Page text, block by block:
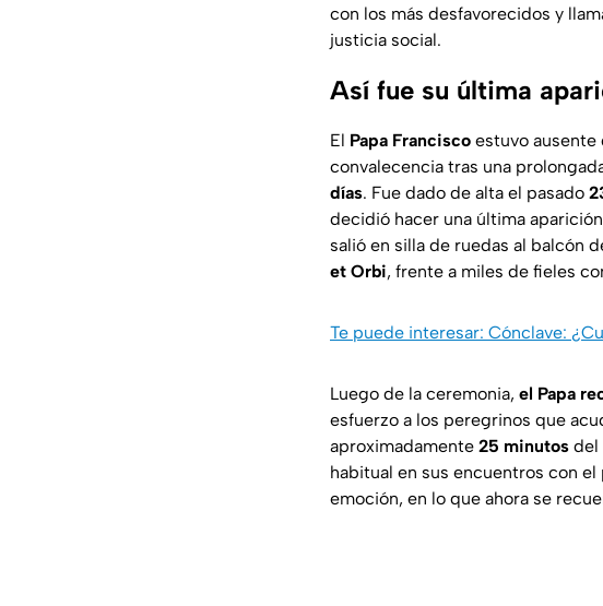
con los más desfavorecidos y
justicia social.
Así fue su última
El Papa Francisco estuvo
convalecencia tras una
días. Fue dado de alta el pasado
decidió hacer una última
salió en silla de ruedas al balcón
et Orbi, frente a miles de fieles
Te puede interesar: Cónclave:
Luego de la ceremonia, el Papa
esfuerzo a los peregrinos que
aproximadamente 25 minutos del
habitual en sus encuentros con
emoción, en lo que ahora se